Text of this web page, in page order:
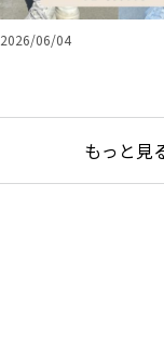
2026/06/04
もっと見